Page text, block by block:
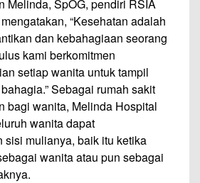
Melinda, SpOG, pendiri RSIA
“Kesehatan adalah
dan kebahagiaan seorang
kami berkomitmen
setiap wanita untuk tampil
Sebagai rumah sakit
bagi wanita, Melinda Hospital
wanita dapat
sisi mulianya, baik itu ketika
wanita atau pun sebagai